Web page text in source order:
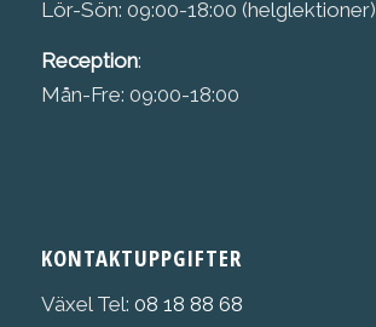
Lör-Sön: 09:00-18:00 (helglektioner)
Reception:
Mån-Fre: 09:00-18:00
KONTAKTUPPGIFTER
Växel Tel: 08 18 88 68